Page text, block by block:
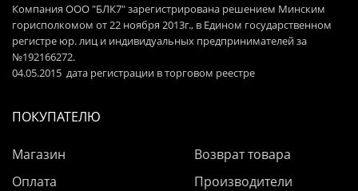
Компания ООО "БЛК7" зарегистрирована решением Минским
горисполкомом от 22 ноября 2013г., в Едином государственном
регистре юр. лиц и индивидуальных предпринимателей за
№192166272.
04.05.2015 дата регистрации в торговом реестре
ПОКУПАТЕЛЮ
Магазин
Оплата
Возврат товара
Производители